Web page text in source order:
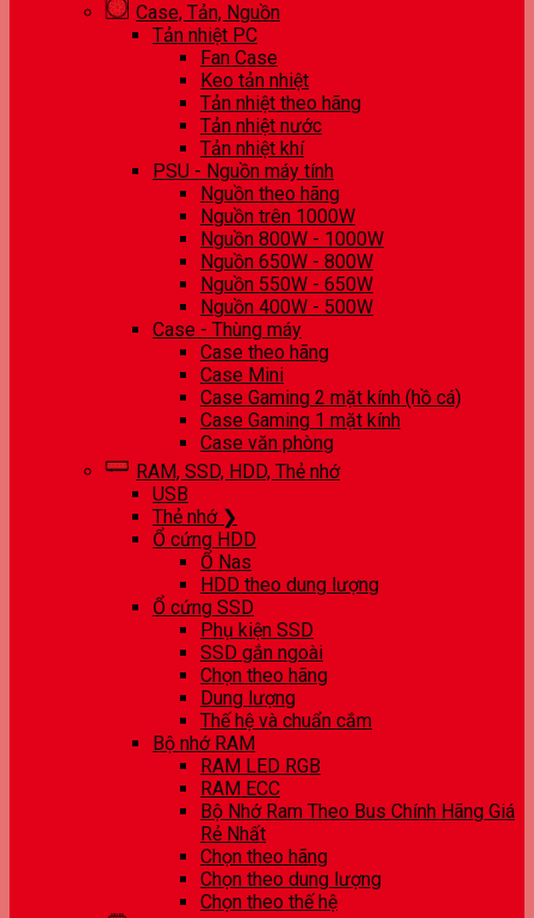
Case, Tản, Nguồn
Tản nhiệt PC
Fan Case
Keo tản nhiệt
Tản nhiệt theo hãng
Tản nhiệt nước
Tản nhiệt khí
PSU - Nguồn máy tính
Nguồn theo hãng
Nguồn trên 1000W
Nguồn 800W - 1000W
Nguồn 650W - 800W
Nguồn 550W - 650W
Nguồn 400W - 500W
Case - Thùng máy
Case theo hãng
Case Mini
Case Gaming 2 mặt kính (hồ cá)
Case Gaming 1 mặt kính
Case văn phòng
RAM, SSD, HDD, Thẻ nhớ
USB
Thẻ nhớ ❯
Ổ cứng HDD
Ổ Nas
HDD theo dung lượng
Ổ cứng SSD
Phụ kiện SSD
SSD gắn ngoài
Chọn theo hãng
Dung lượng
Thế hệ và chuẩn cắm
Bộ nhớ RAM
RAM LED RGB
RAM ECC
Bộ Nhớ Ram Theo Bus Chính Hãng Giá
Rẻ Nhất
Chọn theo hãng
Chọn theo dung lượng
Chọn theo thế hệ